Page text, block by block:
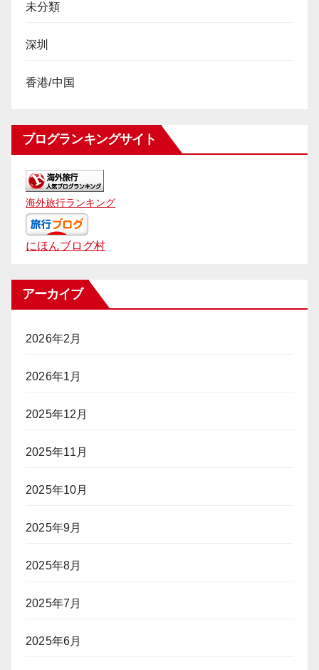
未分類
深圳
香港/中国
ブログランキングサイト
海外旅行ランキング
にほんブログ村
アーカイブ
2026年2月
2026年1月
2025年12月
2025年11月
2025年10月
2025年9月
2025年8月
2025年7月
2025年6月